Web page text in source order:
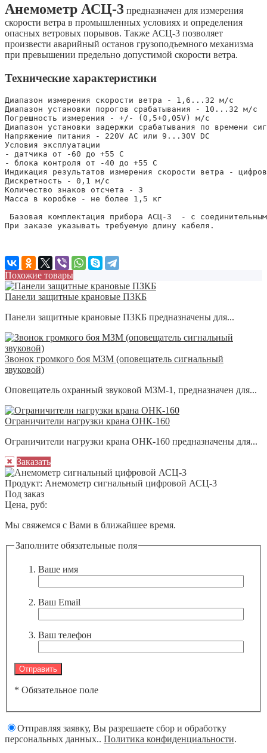
Анемометр АСЦ-3 предназначен для измерения
скорости ветра в промышленных условиях и определения
опасных ветровых порывов. Также АСЦ-3 позволяет
произвести аварийный останов грузоподъемного механизма
при превышении предельно допустимой скорости ветра.
Технические характеристики
Диапазон измерения скорости ветра - 1,6...32 м/с
Диапазон установки порогов срабатывания - 10...32 м/с
Погрешность измерения - +/- (0,5+0,05V) м/с
Диапазон установки задержки срабатывания по времени
Напряжение питания - 220V AC или 9...30V DC
Условия эксплуатации
- датчика от -60 до +55 С
- блока контроля от -40 до +55 С
Индикация результатов измерения скорости ветра -
Дискретность - 0,1 м/с
Количество знаков отсчета - 3
Масса в коробке - не более 1,5 кг
Базовая комплектация прибора АСЦ-3  - с
При заказе указывать требуемую длину кабеля.
Похожие товары
Панели защитные крановые ПЗКБ
Панели защитные крановые ПЗКБ предназначены для...
Звонок громкого боя МЗМ (оповещатель сигнальный
звуковой)
Оповещатель охранный звуковой МЗМ-1, предназначен для...
Ограничители нагрузки крана ОНК-160
Ограничители нагрузки крана ОНК-160 предназначены для...
Заказать
Продукт: Анемометр сигнальный цифровой АСЦ-3
Под заказ
Цена, руб:
Мы свяжемся с Вами в ближайшее время.
Заполните обязательные поля
Ваше имя
Ваш Email
Ваш телефон
* Обязательное поле
Отправляя заявку, Вы разрешаете сбор и обработку
персональных данных.. Политика конфиденциальности.